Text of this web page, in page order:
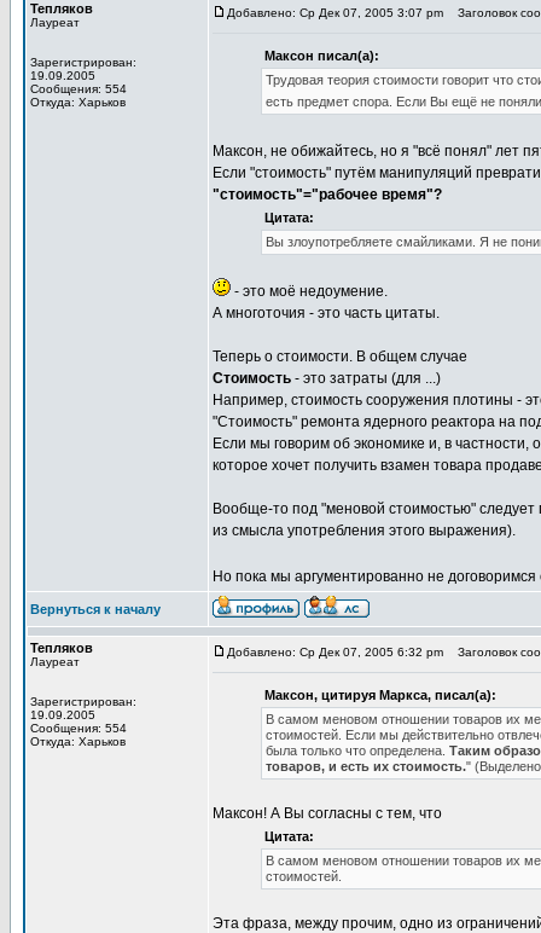
Тепляков
Лауреат
Зарегистрирован:
19.09.2005
Сообщения: 554
Откуда: Харьков
Добавлено: Ср Дек 07, 2005 3:07 pm Заголовок
Максон писал(а):
Трудовая теория стоимости говорит что
есть предмет спора. Если Вы ещё не
Максон, не обижайтесь, но я "всё понял" лет
Если "стоимость" путём манипуляций
"стоимость"="рабочее время"?
Цитата:
Вы злоупотребляете смайликами. Я не
- это моё недоумение.
А многоточия - это часть цитаты.
Теперь о стоимости. В общем случае
Стоимость - это затраты (для ...)
Например, стоимость сооружения плотины -
"Стоимость" ремонта ядерного реактора на
Если мы говорим об экономике и, в частности,
которое хочет получить взамен товара
Вообще-то под "меновой стоимостью" следует
из смысла употребления этого выражения).
Но пока мы аргументированно не
Вернуться к началу
Тепляков
Лауреат
Зарегистрирован:
19.09.2005
Сообщения: 554
Откуда: Харьков
Добавлено: Ср Дек 07, 2005 6:32 pm Заголовок
Максон, цитируя Маркса, писал(а):
В самом меновом отношении товаров их
стоимостей. Если мы действительно
была только что определена. Таким
товаров, и есть их стоимость."
Максон! А Вы согласны с тем, что
Цитата:
В самом меновом отношении товаров их
стоимостей.
Эта фраза, между прочим, одно из